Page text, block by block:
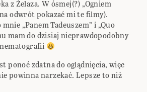
z Żelaza. W ósmej(?) „Ogniem
odwrót pokazać mi te filmy).
„Panem Tadeuszem” i „Quo
mam do dzisiaj nieprawdopodobny
ponoć zdatna do oglądnięcia, więc
powinna narzekać. Lepsze to niż